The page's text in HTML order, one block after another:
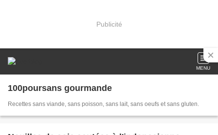
Publicité
MENU
100poursans gourmande
Recettes sans viande, sans poisson, sans lait, sans oeufs et sans gluten.